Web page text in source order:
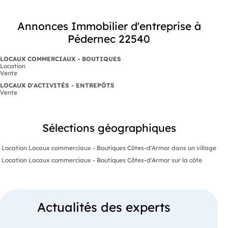
Annonces Immobilier d'entreprise à
Pédernec 22540
LOCAUX COMMERCIAUX - BOUTIQUES
Location
Vente
LOCAUX D'ACTIVITÉS - ENTREPÔTS
Vente
Sélections géographiques
Location Locaux commerciaux - Boutiques Côtes-d'Armor dans un village
Location Locaux commerciaux - Boutiques Côtes-d'Armor sur la côte
Actualités des experts